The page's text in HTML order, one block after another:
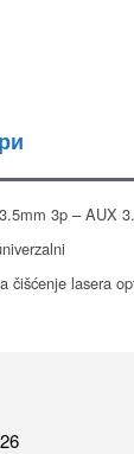
3p – AUX
čišćenje lasera